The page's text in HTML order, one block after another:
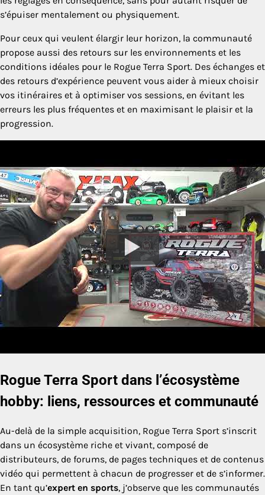
s’épuiser mentalement ou physiquement.
Pour ceux qui veulent élargir leur horizon, la communauté
propose aussi des retours sur les environnements et les
conditions idéales pour le Rogue Terra Sport. Des échanges et
des retours d’expérience peuvent vous aider à mieux choisir
vos itinéraires et à optimiser vos sessions, en évitant les
erreurs les plus fréquentes et en maximisant le plaisir et la
progression.
Rogue Terra Sport dans l’écosystème
hobby: liens, ressources et communauté
Au-delà de la simple acquisition, Rogue Terra Sport s’inscrit
dans un écosystème riche et vivant, composé de
distributeurs, de forums, de pages techniques et de contenus
vidéo qui permettent à chacun de progresser et de s’informer.
En tant qu’expert en sports, j’observe que les communautés